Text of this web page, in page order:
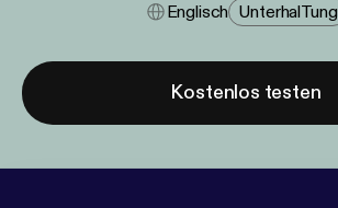
Englisch Unterhal​tung
Kostenlos testen